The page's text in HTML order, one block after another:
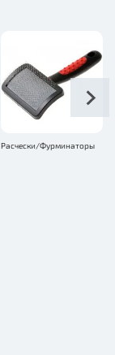
Расчески/Фурминаторы